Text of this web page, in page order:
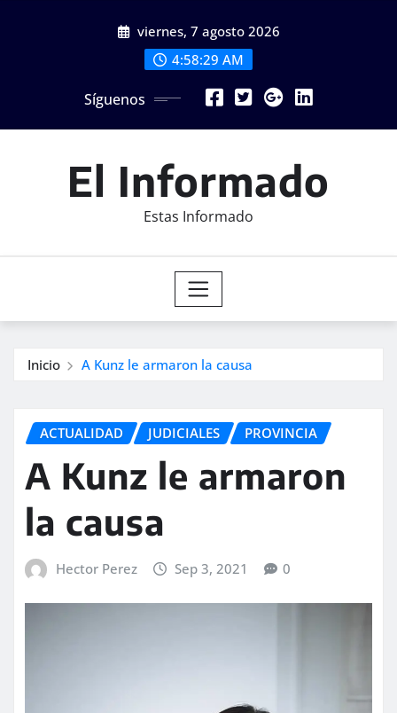
viernes, 7 agosto 2026
4:58:31 AM
Síguenos
El Informado
Estas Informado
Inicio A Kunz le armaron la causa
ACTUALIDAD JUDICIALES PROVINCIA
A Kunz le armaron
la causa
Hector Perez Sep 3, 2021 0